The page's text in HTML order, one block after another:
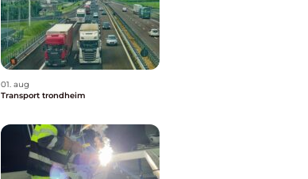
01. aug
Transport trondheim